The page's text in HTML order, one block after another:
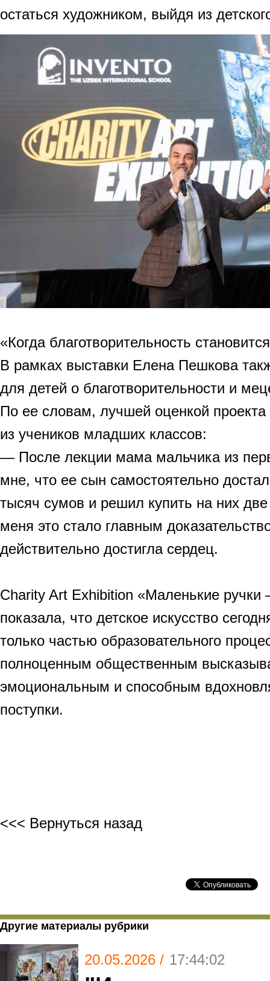
остаться художником, выйдя из
«Когда благотворительность
В рамках выставки Елена Пешкова
для детей о благотворительности и
По ее словам, лучшей оценкой проекта
из учеников младших классов:
— После лекции мама мальчика из
мне, что ее сын самостоятельно
тысяч сумов и решил купить на них
меня это стало главным
действительно достигла сердец.
Charity Art Exhibition «Маленькие
показала, что детское искусство
только частью образовательного
полноценным общественным
эмоциональным и способным
поступки.
<<< Вернуться назад
Другие материалы рубрики
20.05.2026 / 17:44:02